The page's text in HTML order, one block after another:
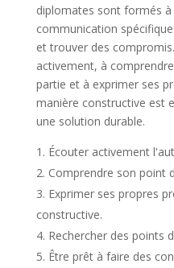
diplomates sont formés
communication
et trouver des
activement, à
partie et à exprimer ses
manière constructive est
une solution durable.
Écouter activement
Comprendre son point
Exprimer ses propres
constructive.
Rechercher des points
Être prêt à faire des